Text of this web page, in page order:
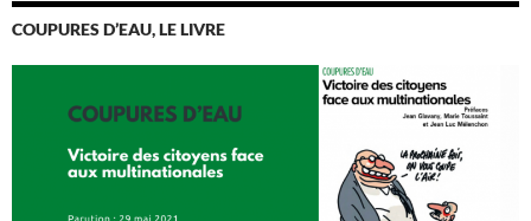
COUPURES D’EAU, LE LIVRE